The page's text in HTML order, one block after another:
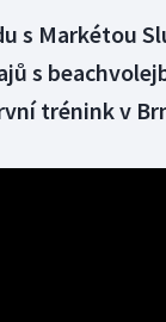
s Markétou
s
trénink v